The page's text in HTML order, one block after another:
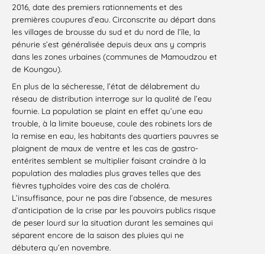
2016, date des premiers rationnements et des
premières coupures d’eau. Circonscrite au départ dans
les villages de brousse du sud et du nord de l’île, la
pénurie s’est généralisée depuis deux ans y compris
dans les zones urbaines (communes de Mamoudzou et
de Koungou).
En plus de la sécheresse, l’état de délabrement du
réseau de distribution interroge sur la qualité de l’eau
fournie. La population se plaint en effet qu’une eau
trouble, à la limite boueuse, coule des robinets lors de
la remise en eau, les habitants des quartiers pauvres se
plaignent de maux de ventre et les cas de gastro-
entérites semblent se multiplier faisant craindre à la
population des maladies plus graves telles que des
fièvres typhoïdes voire des cas de choléra.
L’insuffisance, pour ne pas dire l’absence, de mesures
d’anticipation de la crise par les pouvoirs publics risque
de peser lourd sur la situation durant les semaines qui
séparent encore de la saison des pluies qui ne
débutera qu’en novembre.